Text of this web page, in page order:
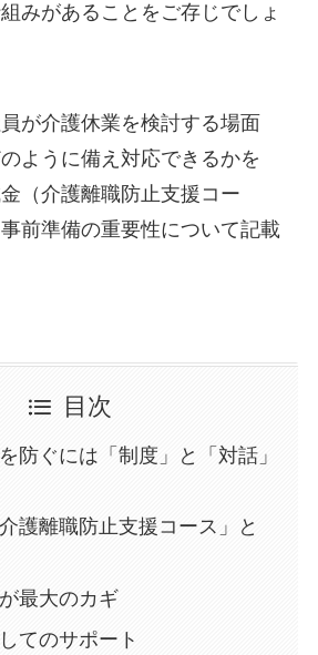
みがあることをご存じでしょ
が介護休業を検討する場面
ように備え対応できるかを
金（介護離職防止支援コー
前準備の重要性について記載
目次
防ぐには「制度」と「対話」
護離職防止支援コース」と
最大のカギ
てのサポート